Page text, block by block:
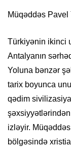
Müqəddəs Pavel
Türkiyənin ikinci
Antalyanın
Yoluna bənzər
tarix boyunca
qədim
izləyir.
bölgəsində